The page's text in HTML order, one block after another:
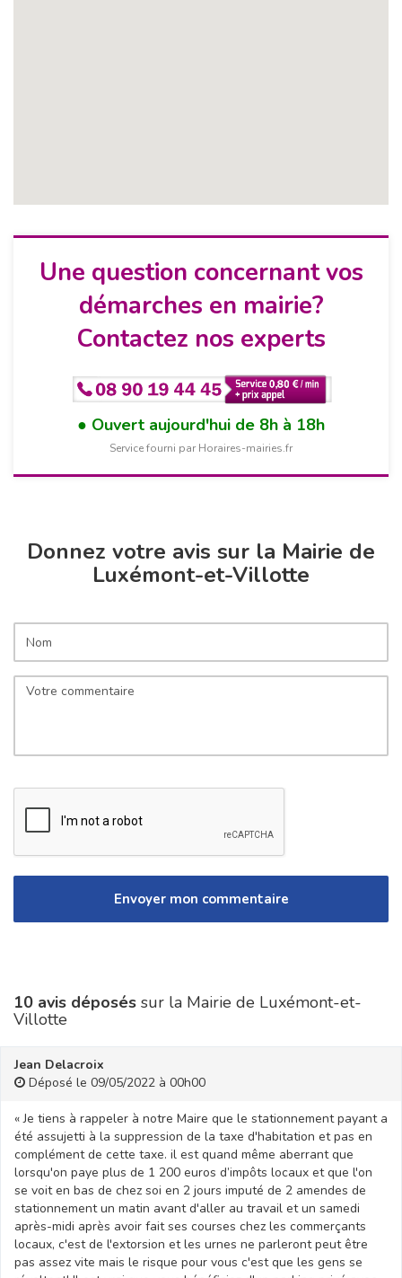
Une question concernant vos
démarches en mairie?
Contactez nos experts
Ouvert aujourd'hui de 8h à 18h
Service fourni par Horaires-mairies.fr
Donnez votre avis sur la Mairie de
Luxémont-et-Villotte
10 avis déposés sur la Mairie de Luxémont-et-
Villotte
Jean Delacroix
Déposé le 09/05/2022 à 00h00
« Je tiens à rappeler à notre Maire que le stationnement payant a
été assujetti à la suppression de la taxe d'habitation et pas en
complément de cette taxe. il est quand même aberrant que
lorsqu'on paye plus de 1 200 euros d’impôts locaux et que l'on
se voit en bas de chez soi en 2 jours imputé de 2 amendes de
stationnement un matin avant d'aller au travail et un samedi
après-midi après avoir fait ses courses chez les commerçants
locaux, c'est de l'extorsion et les urnes ne parleront peut être
pas assez vite mais le risque pour vous c'est que les gens se